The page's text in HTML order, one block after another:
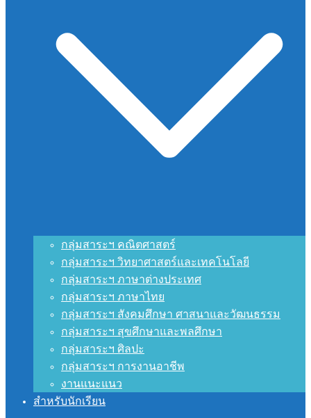
กลุ่มสาระฯ คณิตศาสตร์
กลุ่มสาระฯ วิทยาศาสตร์และเทคโนโลยี
กลุ่มสาระฯ ภาษาต่างประเทศ
กลุ่มสาระฯ ภาษาไทย
กลุ่มสาระฯ สังคมศึกษา ศาสนาและวัฒนธรรม
กลุ่มสาระฯ สุขศึกษาและพลศึกษา
กลุ่มสาระฯ ศิลปะ
กลุ่มสาระฯ การงานอาชีพ
งานแนะแนว
สำหรับนักเรียน